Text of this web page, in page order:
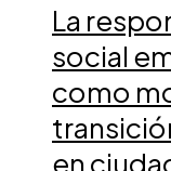
La
social
como
en